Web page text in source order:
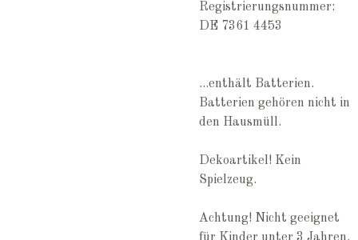
Registrierungsnummer:
DE 7361 4453
...enthält Batterien.
Batterien gehören nicht in
den Hausmüll.
Dekoartikel! Kein
Spielzeug.
Achtung! Nicht geeignet